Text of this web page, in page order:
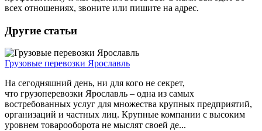
всех отношениях, звоните или пишите на адрес.
Другие статьи
Грузовые перевозки Ярославль
На сегодняшний день, ни для кого не секрет,
что грузоперевозки Ярославль – одна из самых
востребованных услуг для множества крупных предприятий,
организаций и частных лиц. Крупные компании с высоким
уровнем товарооборота не мыслят своей де...